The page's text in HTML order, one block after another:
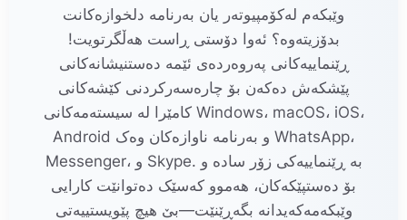
وێبکەم لەکۆمپیوتەر یان بەرنامە دلخوازەکانت
بدۆزیتەوە؟ ئەوا دۆستی ڕاست هەڵگرتویت!
ڕێنماییەکانی پەروەردەی ئێمە دەستنیشانەکانی
پێشکەش دەکەن بۆ چارەسەرکردنی کێشەکانی
کامێرا لە سیستەمەکانی Windows، macOS، iOS،
Android و بەرنامە ناوازەکان وەک WhatsApp،
Messenger، و Skype. بە ڕێنماییەکی زۆر سادە و
بۆ دەستپێکەکان، هەموو کەسێک دەتوانێت کارایی
وێبکەمەکەیدانە بگەڕێنێت—بێ هیچ پێویستییەتی